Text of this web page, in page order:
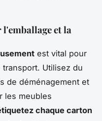
et la
est vital pour
Utilisez du
de déménagement et
les meubles
chaque carton